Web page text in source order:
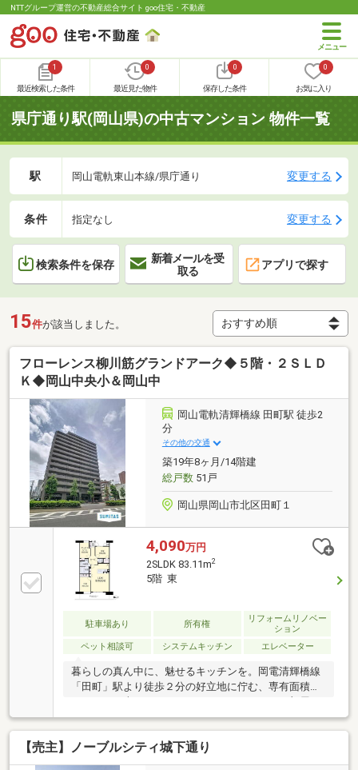
NTTグループ運営の不動産総合サイト goo住宅・不動産
1
最近検索した条件
0
最近見た物件
0
保存した条件
0
お気に入り
県庁通り駅(岡山県)の中古マンション 物件一覧
駅 岡山電軌東山本線/県庁通り 変更する
条件 指定なし 変更する
検索条件を保存
新着メールを受
取る
アプリで探す
15件が該当しました。
フローレンス柳川筋グランドアーク◆５階・２ＳＬＤ
Ｋ◆岡山中央小＆岡山中
岡山電軌清輝橋線 田町駅 徒歩2
分
その他の交通
築19年8ヶ月/14階建
総戸数51戸
岡山県岡山市北区田町１
4,090万円
2SLDK 83.11m2
5階 東
駐車場あり 所有権
リフォームリノベー
ション
ペット相談可
システムキッチン エレベーター
暮らしの真ん中に、魅せるキッチンを。岡電清輝橋線
「田町」駅より徒歩２分の好立地に佇む、専有面積８
主役は、意匠を凝らしたフラット対面キッチン。ペン
ダントライトの優しい光が、家族の温かな時間を演出
します。大容量のウォークインクローゼットや宅配ボ
ックスなど、日々の暮らしを快適にする設備が充実。
【売主】ノーブルシティ城下通り